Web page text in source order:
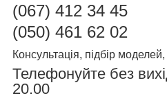
(067) 412 34 45
(050) 461 62 02
Консультація, підбір
Телефонуйте без
20.00